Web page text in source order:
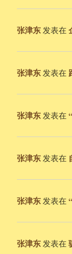
张津东 发表在
张津东 发表在
张津东 发表在
张津东 发表在
张津东 发表在
张津东 发表在